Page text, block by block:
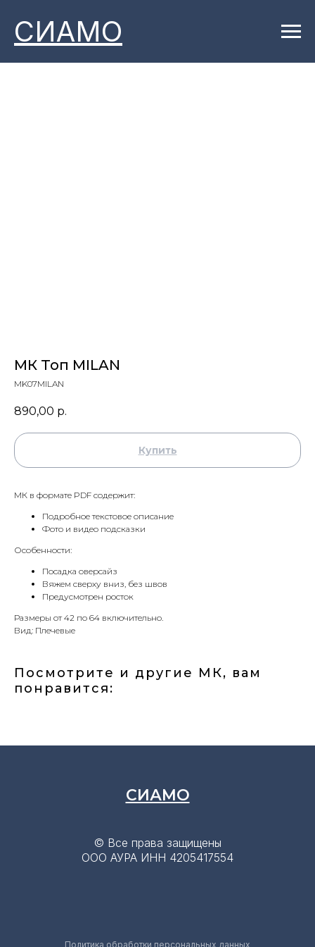
СИАМО
МК Топ MILAN
MK07MILAN
890,00 р.
Купить
МК в формате PDF содержит:
Подробное текстовое описание
Фото и видео подсказки
Особенности:
Посадка оверсайз
Вяжем сверху вниз, без швов
Предусмотрен росток
Размеры от 42 по 64 включительно.
Вид: Плечевые
Посмотрите и другие МК, вам
понравится:
СИАМО
© Все права защищены
OOO АУРА ИНН 4205417554
Политика обработки персональных данных